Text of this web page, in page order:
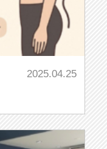
2025.04.25